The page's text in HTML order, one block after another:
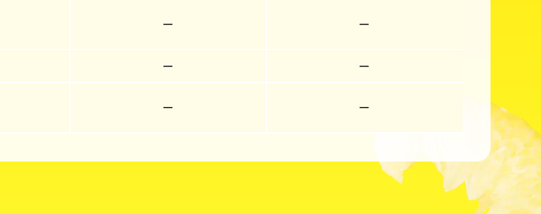
ー ー
ー
ー
ー ー